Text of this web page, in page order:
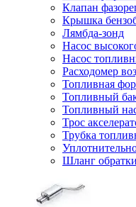
Клапан
Крышка
Лямбда-зонд
Насос
Насос
Расходомер
Топливная
Топливный
Топливный
Трос
Трубка
Шланг